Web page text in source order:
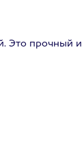
Это прочный